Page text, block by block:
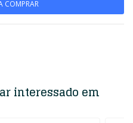
COMPRAR
interessado em